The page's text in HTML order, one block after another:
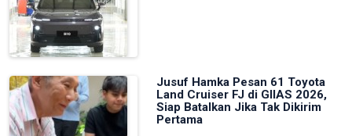
Jusuf Hamka Pesan 61 Toyota
Land Cruiser FJ di GIIAS 2026,
Siap Batalkan Jika Tak Dikirim
Pertama